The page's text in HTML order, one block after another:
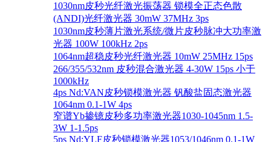
1030nm皮秒光纤激光振荡器 锁模全正态色散
(ANDI)光纤激光器 30mW 37MHz 3ps
1030nm皮秒薄片激光系统/微片皮秒脉冲大功率激
光器 100W 100kHz 2ps
1064nm超稳皮秒光纤激光器 10mW 25MHz 15ps
266/355/532nm 皮秒混合激光器 4-30W 15ps 小于
1000kHz
4ps Nd:VAN皮秒锁模激光器 钒酸盐固态激光器
1064nm 0.1-1W 4ps
窄谱Yb掺镱皮秒多功率激光器1030-1045nm 1.5-
3W 1-1.5ps
5ps Nd:YLF皮秒锁模激光器1053/1046nm 0.1-1W